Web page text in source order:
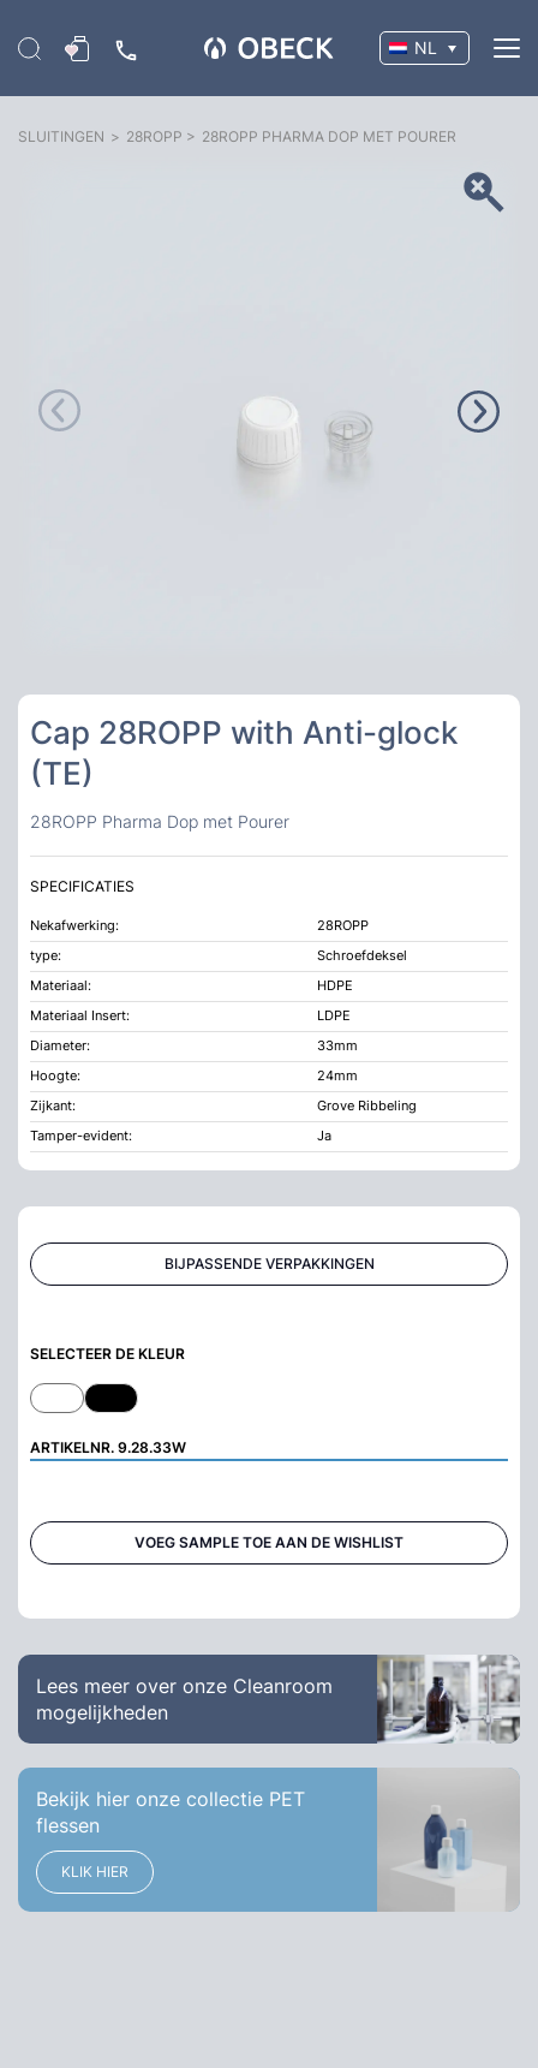
NL
SLUITINGEN > 28ROPP > 28ROPP PHARMA DOP MET POURER
Cap 28ROPP with Anti-glock
(TE)
28ROPP Pharma Dop met Pourer
SPECIFICATIES
Nekafwerking:
28ROPP
type:
Schroefdeksel
Materiaal:
HDPE
Materiaal Insert:
LDPE
Diameter:
33mm
Hoogte:
24mm
Zijkant:
Grove Ribbeling
Tamper-evident:
Ja
BIJPASSENDE VERPAKKINGEN
SELECTEER DE KLEUR
ARTIKELNR. 9.28.33W
VOEG SAMPLE TOE AAN DE WISHLIST
Lees meer over onze Cleanroom
mogelijkheden
Bekijk hier onze collectie PET
flessen
KLIK HIER